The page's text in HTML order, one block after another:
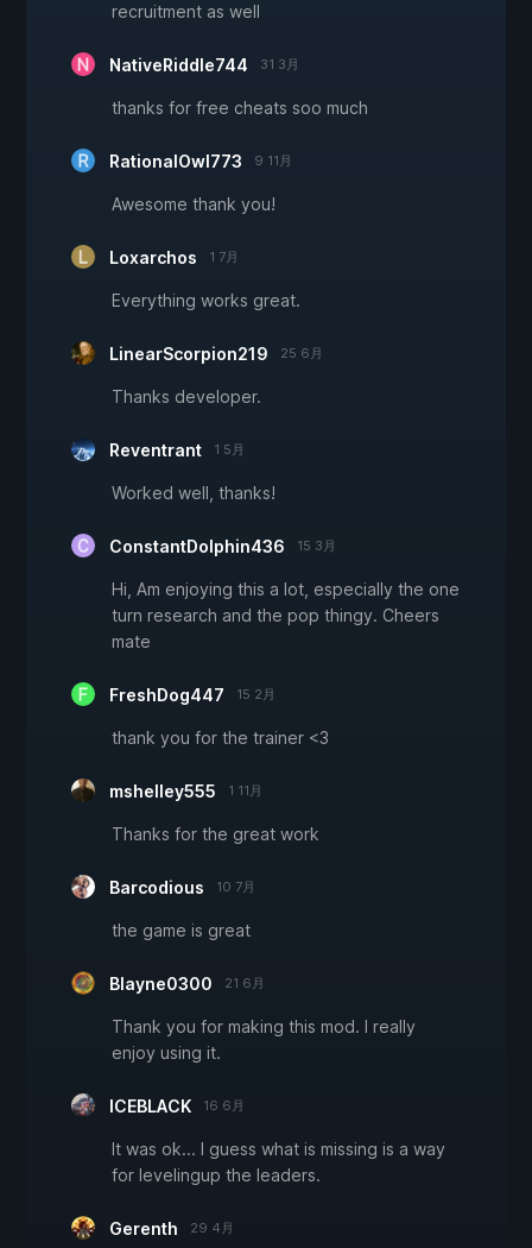
recruitment as well
NativeRiddle744 31 3月
thanks for free cheats soo much
RationalOwl773 9 11月
Awesome thank you!
Loxarchos 1 7月
Everything works great.
LinearScorpion219 25 6月
Thanks developer.
Reventrant 1 5月
Worked well, thanks!
ConstantDolphin436 15 3月
Hi, Am enjoying this a lot, especially the one
turn research and the pop thingy. Cheers
mate
FreshDog447 15 2月
thank you for the trainer <3
mshelley555 1 11月
Thanks for the great work
Barcodious 10 7月
the game is great
Blayne0300 21 6月
Thank you for making this mod. I really
enjoy using it.
ICEBLACK 16 6月
It was ok... I guess what is missing is a way
for levelingup the leaders.
Gerenth 29 4月